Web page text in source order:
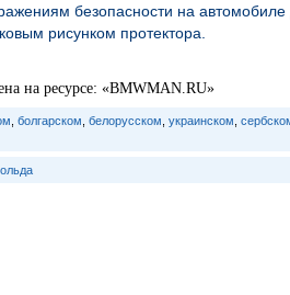
безопасности на
рисунком протектора.
на ресурсе: «BMWMAN.RU»
болгарском белорусском украинском